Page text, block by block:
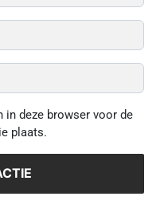
in deze browser voor de
plaats.